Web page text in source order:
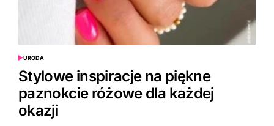
POSTED
IN
URODA
Stylowe inspiracje na piękne
paznokcie różowe dla każdej
okazji